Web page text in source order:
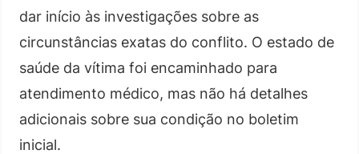
dar início às investigações sobre as
circunstâncias exatas do conflito. O estado de
saúde da vítima foi encaminhado para
atendimento médico, mas não há detalhes
adicionais sobre sua condição no boletim
inicial.